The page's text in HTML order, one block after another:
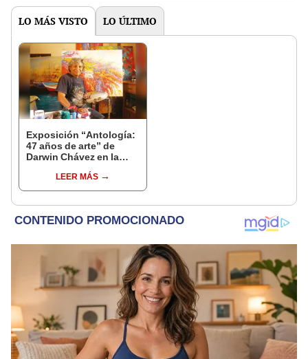
LO MÁS VISTO LO ÚLTIMO
Exposición “Antología:
47 años de arte” de
Darwin Chávez en la
LEER MÁS